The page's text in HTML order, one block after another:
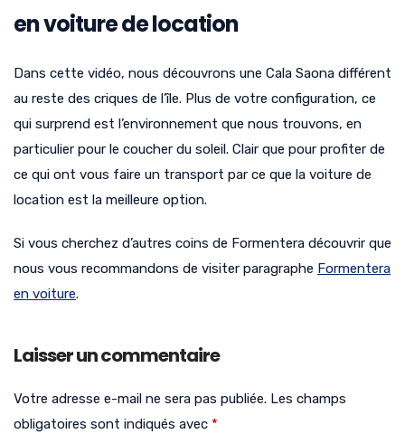
en voiture de location
Dans cette vidéo, nous découvrons une Cala Saona différent
au reste des criques de l’île. Plus de votre configuration, ce
qui surprend est l’environnement que nous trouvons, en
particulier pour le coucher du soleil. Clair que pour profiter de
ce qui ont vous faire un transport par ce que la voiture de
location est la meilleure option.
Si vous cherchez d’autres coins de Formentera découvrir que
nous vous recommandons de visiter paragraphe Formentera
en voiture.
Laisser un commentaire
Votre adresse e-mail ne sera pas publiée. Les champs
obligatoires sont indiqués avec *